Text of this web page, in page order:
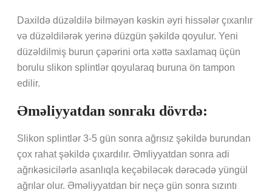
Daxildə düzəldilə bilməyən kəskin əyri hissələr çıxarılır
və düzəldilərək yerinə düzgün şəkildə qoyulur. Yeni
düzəldilmiş burun çəpərini orta xəttə saxlamaq üçün
borulu slikon splintlər qoyularaq buruna ön tampon
edilir.
Əməliyyatdan sonrakı dövrdə:
Slikon splintlər 3-5 gün sonra ağrısız şəkildə burundan
çox rahat şəkildə çıxardılır. Əmliyyatdan sonra adi
ağrıkəsicilərlə asanlıqla keçəbiləcək dərəcədə yüngül
ağrılar olur. Əməliyyatdan bir neçə gün sonra sızıntı